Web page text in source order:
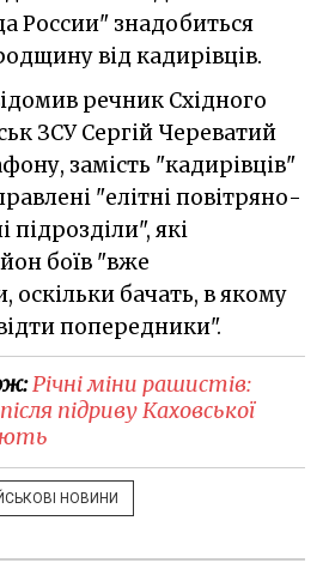
России" знадобиться
від кадирівців.
речник Східного
ЗСУ Сергій Череватий
замість "кадирівців"
"елітні повітряно-
підрозділи", які
боїв "вже
бачать, в якому
попередники".
Річні міни рашистів:
підриву Каховської
НОВИНИ